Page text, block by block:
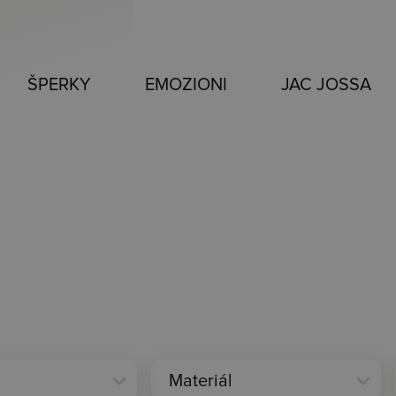
ŠPERKY EMOZIONI JAC JOSSA
expand_more expand_more
Materiál